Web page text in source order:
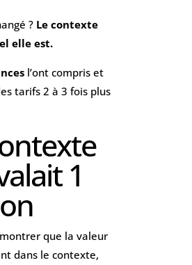
?Le contexte
elle est.
l’ont compris et
tarifs 2 à 3 fois plus
1
que la valeur
dans le contexte,